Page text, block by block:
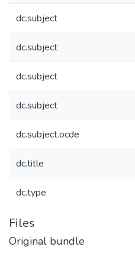
dc.subject
dc.subject
dc.subject
dc.subject
dc.subject.ocde
dc.title
dc.type
Files
Original bundle